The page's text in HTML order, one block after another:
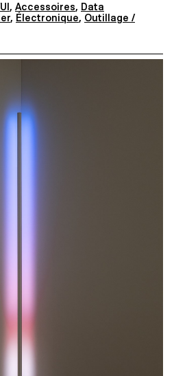
, Accessoires, Data
, Électronique, Outillage /